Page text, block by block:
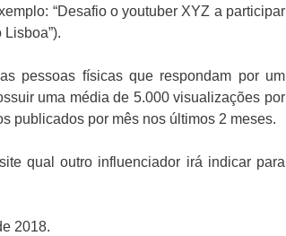
“Desafio o youtuber XYZ a participar
pessoas físicas que respondam por um
uma média de 5.000 visualizações por
publicados por mês nos últimos 2 meses.
qual outro influenciador irá indicar para
2018.